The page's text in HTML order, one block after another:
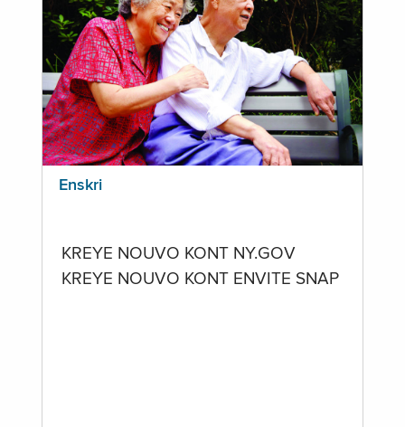
Enskri
KREYE NOUVO KONT NY.GOV
KREYE NOUVO KONT ENVITE SNAP